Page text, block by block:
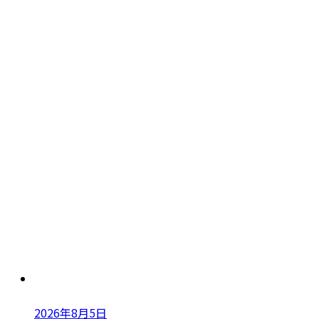
2026年8月5日